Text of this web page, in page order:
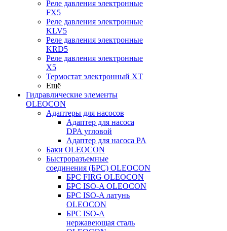
Реле давления электронные
FX5
Реле давления электронные
KLV5
Реле давления электронные
KRD5
Реле давления электронные
X5
Термостат электронный XT
Ещё
Гидравлические элементы
OLEOCON
Адаптеры для насосов
Адаптер для насоса
DPA угловой
Адаптер для насоса PA
Баки OLEOCON
Быстроразъемные
соединения (БРС) OLEOCON
БРС FIRG OLEOCON
БРС ISO-A OLEOCON
БРС ISO-A латунь
OLEOCON
БРС ISO-A
нержавеющая сталь